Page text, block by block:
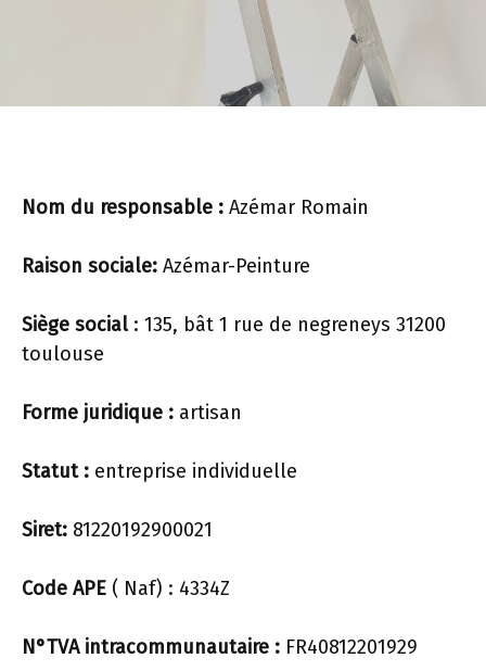
Nom du responsable : Azémar Romain
Raison sociale: Azémar-Peinture
Siège social : 135, bât 1 rue de negreneys 31200
toulouse
Forme juridique : artisan
Statut : entreprise individuelle
Siret: 81220192900021
Code APE ( Naf) : 4334Z
N°TVA intracommunautaire : FR40812201929